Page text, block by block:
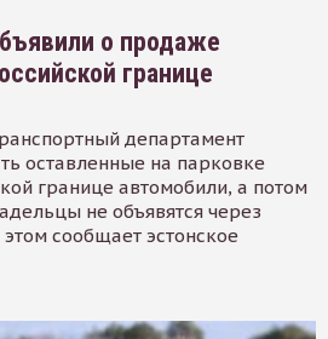
о продаже
границе
департамент
оставленные на парковке
границе автомобили, а потом
не объявятся через
сообщает эстонское